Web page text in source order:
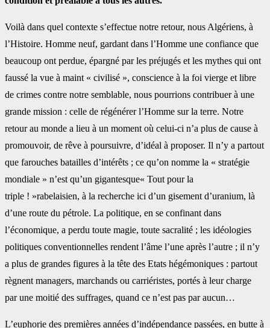
Voilà dans quel contexte s’effectue notre retour, nous Algériens, à
l’Histoire. Homme neuf, gardant dans l’Homme une confiance que
beaucoup ont perdue, épargné par les préjugés et les mythes qui ont
faussé la vue à maint « civilisé », conscience à la foi vierge et libre
de crimes contre notre semblable, nous pourrions contribuer à une
grande mission : celle de régénérer l’Homme sur la terre. Notre
retour au monde a lieu à un moment où celui-ci n’a plus de cause à
promouvoir, de rêve à poursuivre, d’idéal à proposer. Il n’y a partout
que farouches batailles d’intérêts ; ce qu’on nomme la « stratégie
mondiale » n’est qu’un gigantesque« Tout pour la
triple ! »rabelaisien, à la recherche ici d’un gisement d’uranium, là
d’une route du pétrole. La politique, en se confinant dans
l’économique, a perdu toute magie, toute sacralité ; les idéologies
politiques conventionnelles rendent l’âme l’une après l’autre ; il n’y
a plus de grandes figures à la tête des Etats hégémoniques : partout
règnent managers, marchands ou carriéristes, portés à leur charge
par une moitié des suffrages, quand ce n’est pas par aucun…
L’euphorie des premières années d’indépendance passées, en butte à